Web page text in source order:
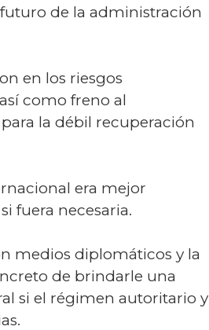
de la administración
en los riesgos
como freno al
la débil recuperación
era mejor
fuera necesaria.
medios diplomáticos y la
de brindarle una
si el régimen autoritario y